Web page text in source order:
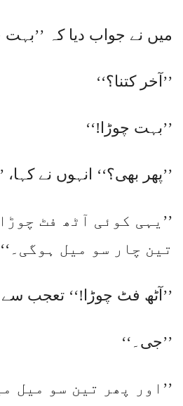
میں نے جواب دیا کہ ’’بہت
’’آخر کتنا؟‘‘
’’بہت چوڑا!‘‘
’’پھر بھی؟‘‘ انہوں نے کہا،
’’یہی کوئی آٹھ فٹ
تین چار سو میل ہوگی۔‘‘
’’آٹھ فٹ چوڑا!‘‘ تعجب سے
’’جی۔‘‘
’’اور پھر تین سو میل